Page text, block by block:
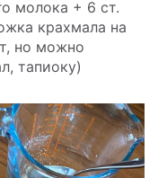
молока + 6 ст.
крахмала на
но можно
тапиоку)